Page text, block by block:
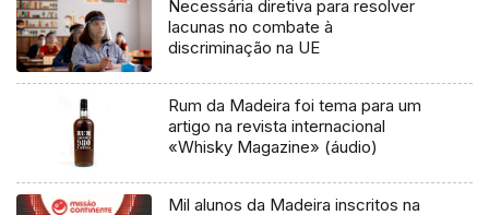
Necessária diretiva para resolver
lacunas no combate à
discriminação na UE
Rum da Madeira foi tema para um
artigo na revista internacional
«Whisky Magazine» (áudio)
Mil alunos da Madeira inscritos na